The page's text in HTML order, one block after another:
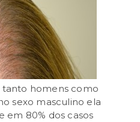
homens como
sexo masculino ela
em 80% dos casos